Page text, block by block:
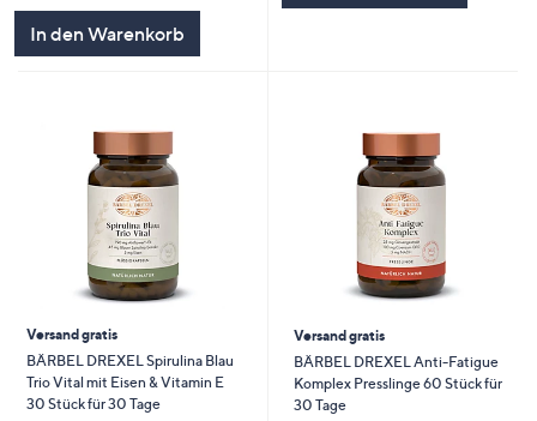
In den Warenkorb
Versand gratis
BÄRBEL DREXEL Spirulina Blau
Trio Vital mit Eisen & Vitamin E
30 Stück für 30 Tage
Versand gratis
BÄRBEL DREXEL Anti-Fatigue
Komplex Presslinge 60 Stück für
30 Tage